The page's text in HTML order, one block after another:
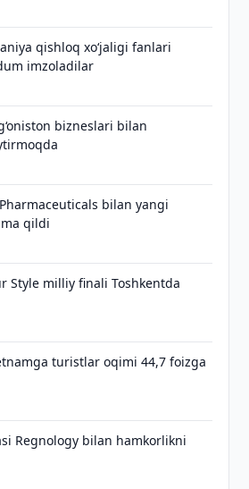
qishloq xoʻjaligi fanlari
imzoladilar
bizneslari bilan
bilan yangi
qildi
Style milliy finali Toshkentda
turistlar oqimi 44,7 foizga
Regnology bilan hamkorlikni